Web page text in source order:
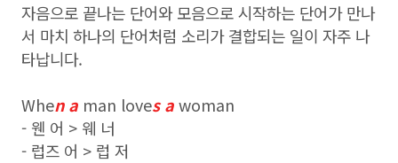
자음으로 끝나는 단어와 모음으로 시작하는 단어가 만나
서 마치 하나의 단어처럼 소리가 결합되는 일이 자주 나
타납니다.
When a man loves awoman
- 웬 어 > 웨 너
- 럽즈 어 > 럽 저